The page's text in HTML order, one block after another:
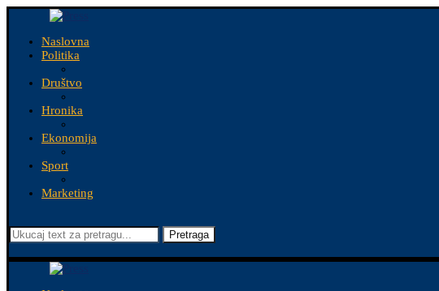
Naslovna
Politika
Društvo
Hronika
Ekonomija
Sport
Marketing
Pretraga